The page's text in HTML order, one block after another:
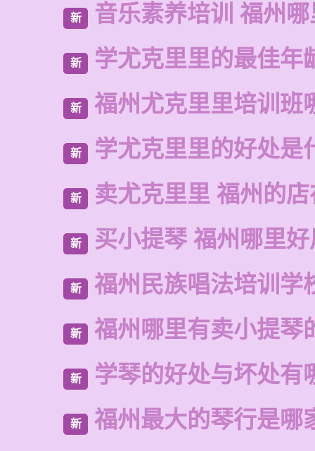
新 音乐素养培训 福州
新 学尤克里里的最佳年
新 福州尤克里里培训班
新 学尤克里里的好处是
新 卖尤克里里 福州的
新 买小提琴 福州哪里
新 福州民族唱法培训学
新 福州哪里有卖小提琴
新 学琴的好处与坏处有
新 福州最大的琴行是哪